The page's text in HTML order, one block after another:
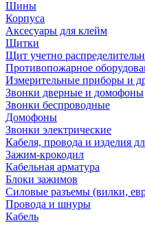
Шины
Корпуса
Аксесуары для клейм
Щитки
Щит учетно
Противопожарное
Измерительные приборы и
Звонки дверные и домофоны
Звонки беспроводные
Домофоны
Звонки электрические
Кабеля, провода и изделия
Зажим-крокодил
Кабельная арматура
Блоки зажимов
Силовые разъемы (вилки,
Провода и шнуры
Кабель